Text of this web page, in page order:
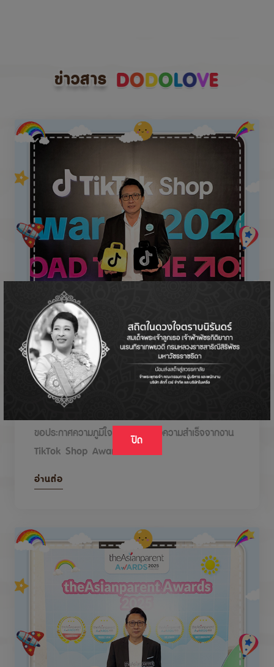
ปิด
ข่าวสาร
DODOLOVE รับรางวัลในงาน TikTok Shop
Awards 2026
ขอประกาศความภูมิใจกับรางวัลแห่งความสำเร็จจากงาน
TikTok Shop Awards 2026
อ่านต่อ